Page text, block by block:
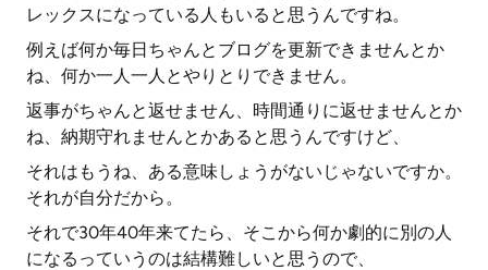
レックスになっている人もいると思うんですね。
例えば何か毎日ちゃんとブログを更新できませんとか
ね、何か一人一人とやりとりできません。
返事がちゃんと返せません、時間通りに返せませんとか
ね、納期守れませんとかあると思うんですけど、
それはもうね、ある意味しょうがないじゃないですか。
それが自分だから。
それで30年40年来てたら、そこから何か劇的に別の人
になるっていうのは結構難しいと思うので、